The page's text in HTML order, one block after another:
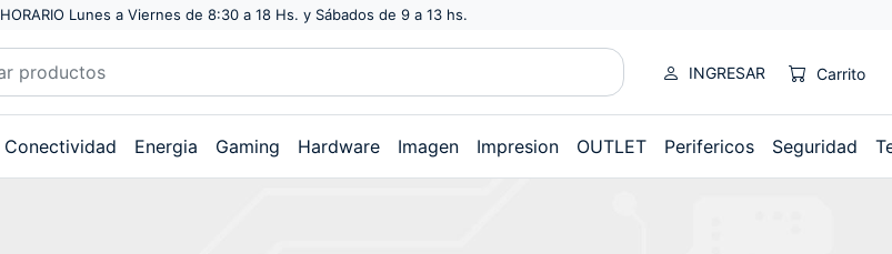
HORARIO Lunes a Viernes de 8:30 a 18 Hs. y Sábados de 9 a 13 hs.
INGRESAR Carrito
Conectividad Energia Gaming Hardware Imagen Impresion OUTLET Perifericos Seguridad